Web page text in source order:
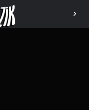
chevron_right